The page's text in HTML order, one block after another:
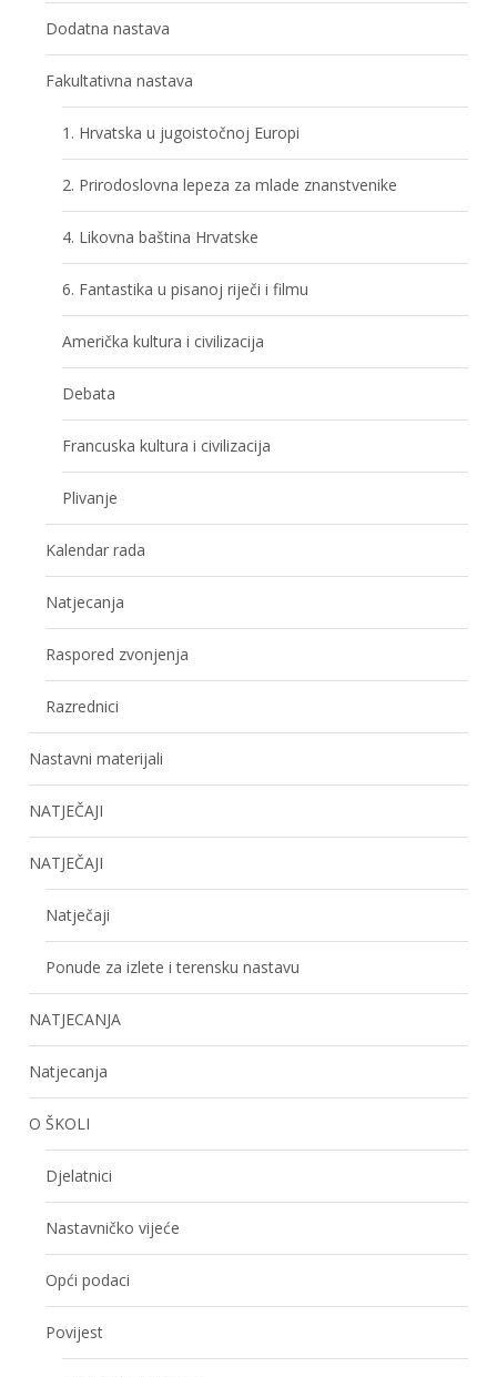
Dodatna nastava
Fakultativna nastava
1. Hrvatska u jugoistočnoj Europi
2. Prirodoslovna lepeza za mlade znanstvenike
4. Likovna baština Hrvatske
6. Fantastika u pisanoj riječi i filmu
Američka kultura i civilizacija
Debata
Francuska kultura i civilizacija
Plivanje
Kalendar rada
Natjecanja
Raspored zvonjenja
Razrednici
Nastavni materijali
NATJEČAJI
NATJEČAJI
Natječaji
Ponude za izlete i terensku nastavu
NATJECANJA
Natjecanja
O ŠKOLI
Djelatnici
Nastavničko vijeće
Opći podaci
Povijest